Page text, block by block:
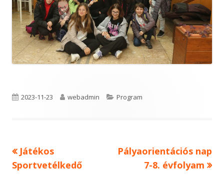
Published
2023-11-23 Author
webadmin Categories
Program
Bejegyzés
navigáció
Previous
article:
Játékos
Sportvetélkedő
Next
article:
Pályaorientációs nap
7-8. évfolyam